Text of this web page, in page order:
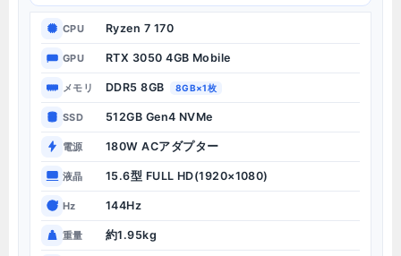
CPU Ryzen 7 170
GPU RTX 3050 4GB Mobile
メモリ DDR5 8GB 8GB×1枚
SSD 512GB Gen4 NVMe
電源 180W ACアダプター
液晶 15.6型 FULL HD(1920×1080)
Hz 144Hz
重量 約1.95kg